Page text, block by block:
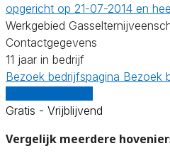
opgericht op 21-07-2014 en
Werkgebied
Contactgegevens
11 jaar in bedrijf
Bezoek bedrijfspagina Bezoek
Gratis - Vrijblijvend
Vergelijk meerdere